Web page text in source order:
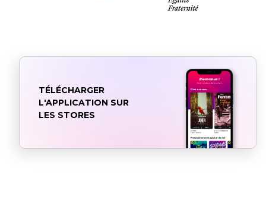
TÉLÉCHARGER
L'APPLICATION SUR
LES STORES